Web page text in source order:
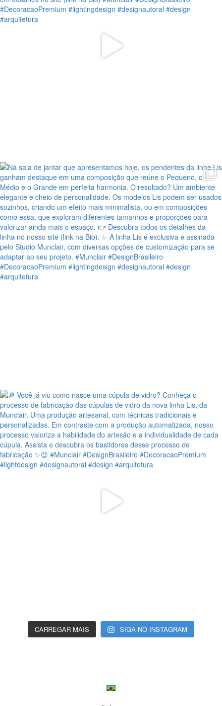
CARREGAR MAIS SIGA NO INSTAGRAM